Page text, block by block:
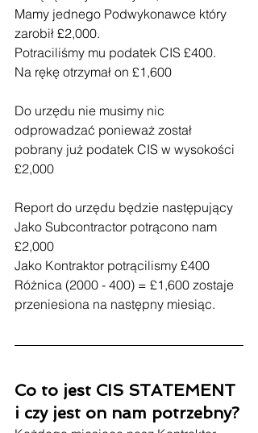
Mamy jednego Podwykonawce który
zarobił £2,000.
Potraciliśmy mu podatek CIS £400.
Na rękę otrzymał on £1,600
Do urzędu nie musimy nic
odprowadzać ponieważ został
pobrany już podatek CIS w wysokości
£2,000
Report do urzędu będzie następujący
Jako Subcontractor potrącono nam
£2,000
Jako Kontraktor potrącilismy £400
Różnica (2000 - 400) = £1,600 zostaje
przeniesiona na następny miesiąc.
Co to jest CIS STATEMENT
i czy jest on nam potrzebny?